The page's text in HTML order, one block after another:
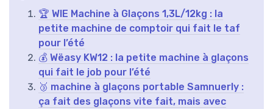
🏆 WIE Machine à Glaçons 1,3L/12kg : la
petite machine de comptoir qui fait le taf
pour l’été
💰 Wëasy KW12 : la petite machine à glaçons
qui fait le job pour l’été
🥉 machine à glaçons portable Samnuerly :
ça fait des glaçons vite fait, mais avec